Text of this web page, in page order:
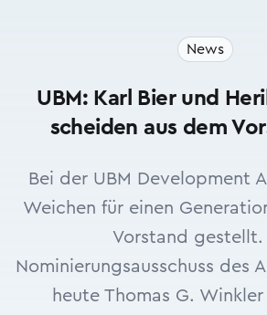
News
UBM: Karl Bier und
scheiden aus dem
Bei der UBM Development
Weichen für einen
Vorstand gestellt.
Nominierungsausschuss des
heute Thomas G.